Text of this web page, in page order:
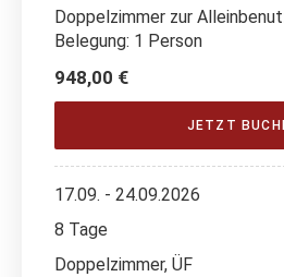
Doppelzimmer zur
Belegung: 1 Person
948,00 €
JETZT
17.09. - 24.09.2026
8 Tage
Doppelzimmer, ÜF